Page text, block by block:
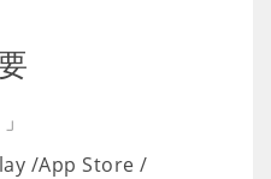
/App Store /